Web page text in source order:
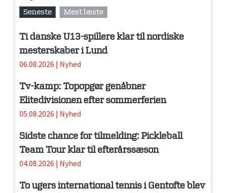
Seneste Mest læste
Ti danske U13-spillere klar til nordiske
mesterskaber i Lund
06.08.2026 | Nyhed
Tv-kamp: Topopgør genåbner
Elitedivisionen efter sommerferien
05.08.2026 | Nyhed
Sidste chance for tilmelding: Pickleball
Team Tour klar til efterårssæson
04.08.2026 | Nyhed
To ugers international tennis i Gentofte blev